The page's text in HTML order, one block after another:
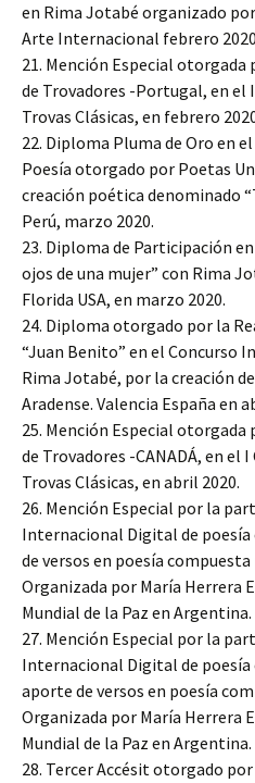
en Rima Jotabé organizado
Arte Internacional febrero
21. Mención Especial
de Trovadores -Portugal, en el
Trovas Clásicas, en febrero
22. Diploma Pluma de Oro en
Poesía otorgado por Poetas
creación poética denominado
Perú, marzo 2020.
23. Diploma de Participación
ojos de una mujer” con Rima
Florida USA, en marzo 2020.
24. Diploma otorgado por la
“Juan Benito” en el Concurso
Rima Jotabé, por la creación
Aradense. Valencia España en
25. Mención Especial
de Trovadores -CANADÁ, en el
Trovas Clásicas, en abril 2020.
26. Mención Especial por la
Internacional Digital de
de versos en poesía
Organizada por María Herrera
Mundial de la Paz en Argentina.
27. Mención Especial por la
Internacional Digital de poesía
aporte de versos en poesía
Organizada por María Herrera
Mundial de la Paz en Argentina.
28. Tercer Accésit otorgado